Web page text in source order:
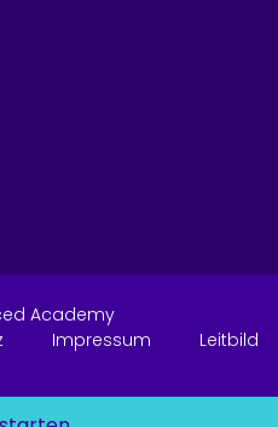
Academy
Impressum Leitbild